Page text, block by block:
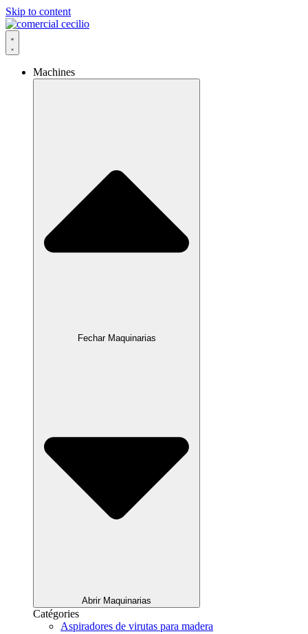
Skip to content
Machines
Fechar Maquinarias
Abrir Maquinarias
Catégories
Aspiradores de virutas para madera